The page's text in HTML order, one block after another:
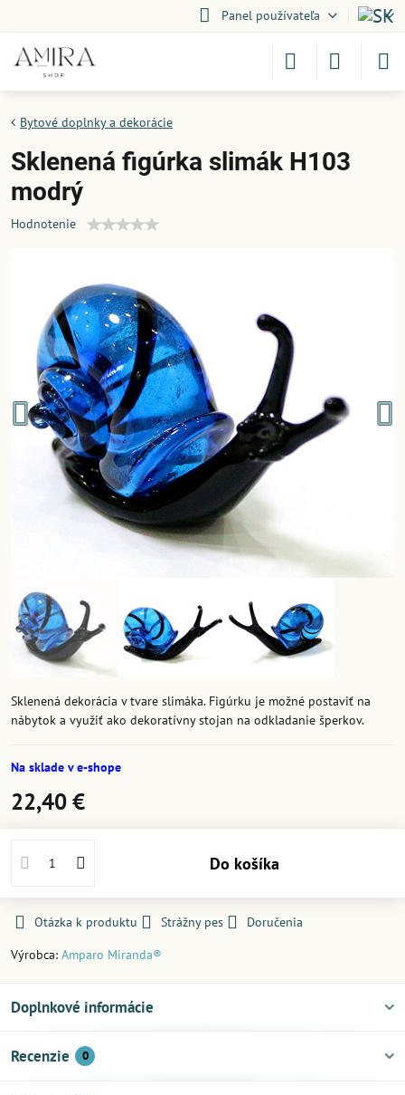
Panel používateľa
Bytové doplnky a dekorácie
Sklenená figúrka slimák H103
modrý
Hodnotenie
Sklenená dekorácia v tvare slimáka. Figúrku je možné postaviť na
nábytok a využiť ako dekoratívny stojan na odkladanie šperkov.
Na sklade v e-shope
22,40 €
Do košíka
Otázka k produktu Strážny pes
Doručenia
Výrobca: Amparo Miranda®
Doplnkové informácie
Recenzie 0